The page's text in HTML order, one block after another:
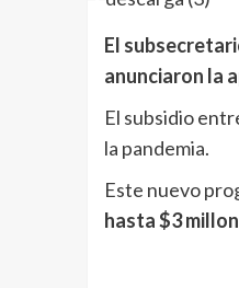
El
anunciaron la
El subsidio
la pandemia.
Este nuevo
hasta $3